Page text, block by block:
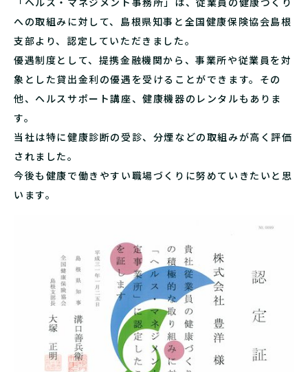
への取組みに対して、島根県知事と全国健康保険協会島根
支部より、認定していただきました。
優遇制度として、提携金融機関から、事業所や従業員を対
象とした貸出金利の優遇を受けることができます。その
他、ヘルスサポート講座、健康機器のレンタルもありま
す。
当社は特に健康診断の受診、分煙などの取組みが高く評価
されました。
今後も健康で働きやすい職場づくりに努めていきたいと思
います。